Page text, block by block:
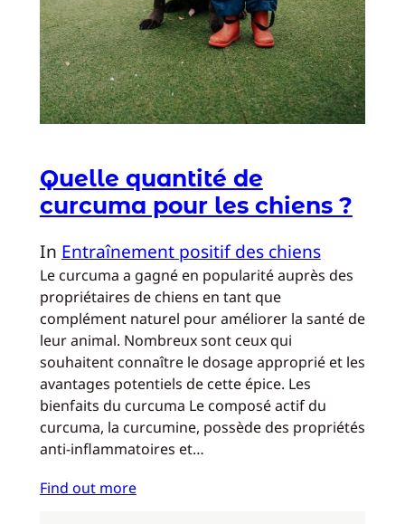
Quelle quantité de
curcuma pour les chiens ?
In Entraînement positif des chiens
Le curcuma a gagné en popularité auprès des
propriétaires de chiens en tant que
complément naturel pour améliorer la santé de
leur animal. Nombreux sont ceux qui
souhaitent connaître le dosage approprié et les
avantages potentiels de cette épice. Les
bienfaits du curcuma Le composé actif du
curcuma, la curcumine, possède des propriétés
anti-inflammatoires et…
Find out more